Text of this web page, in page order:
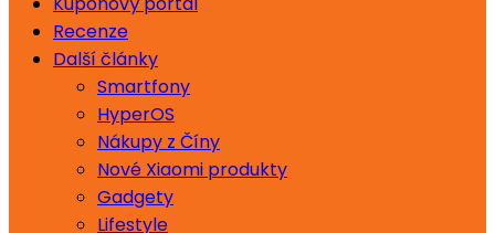
Recenze
Další články
Smartfony
HyperOS
Nákupy z Číny
Nové Xiaomi produkty
Gadgety
Lifestyle